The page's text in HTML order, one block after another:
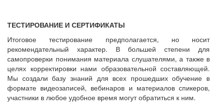
ТЕСТИРОВАНИЕ И СЕРТИФИКАТЫ
Итоговое тестирование предполагается, но носит
рекомендательный характер. В большей степени для
самопроверки понимания материала слушателями, а также в
целях корректировки нами образовательной составляющей.
Мы создали базу знаний для всех прошедших обучение в
формате видеозаписей, вебинаров и материалов спикеров,
участники в любое удобное время могут обратиться к ним.